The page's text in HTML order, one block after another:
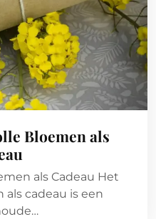
Bloemen als
als Cadeau Het
cadeau is een